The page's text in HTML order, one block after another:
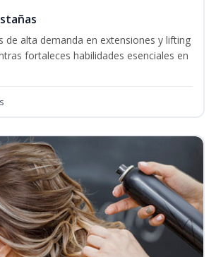
de alta demanda en extensiones y lifting
fortaleces habilidades esenciales en